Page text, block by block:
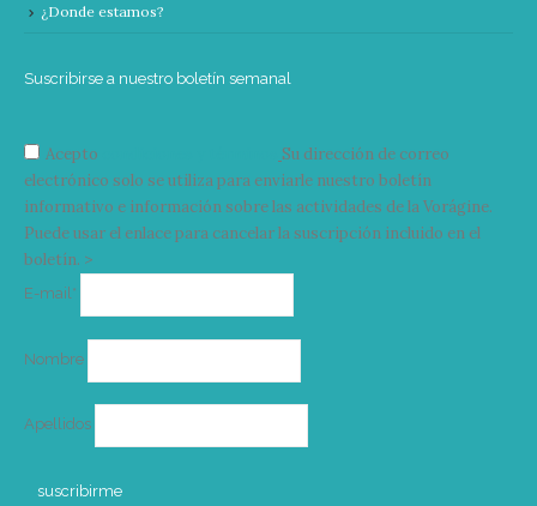
¿Donde estamos?
Suscribirse a nuestro boletín semanal
Acepto
Su dirección de correo
electrónico solo se utiliza para enviarle nuestro boletín
informativo e información sobre las actividades de la Vorágine.
Puede usar el enlace para cancelar la suscripción incluido en el
boletín. >
E-mail*
Nombre
Apellidos